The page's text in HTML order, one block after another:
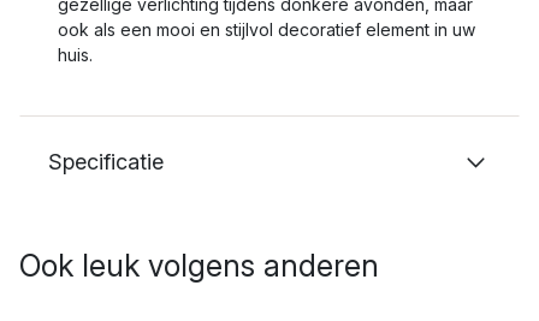
gezellige verlichting tijdens donkere avonden, maar
ook als een mooi en stijlvol decoratief element in uw
huis.
Specificatie
Ook leuk volgens anderen